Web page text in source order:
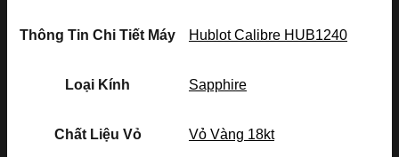
Thông Tin Chi Tiết Máy Hublot Calibre HUB1240
Loại Kính Sapphire
Chất Liệu Vỏ Vỏ Vàng 18kt